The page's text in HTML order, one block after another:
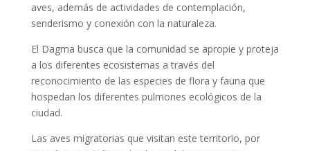
aves, además de actividades de contemplación,
senderismo y conexión con la naturaleza.
El Dagma busca que la comunidad se apropie y proteja
a los diferentes ecosistemas a través del
reconocimiento de las especies de flora y fauna que
hospedan los diferentes pulmones ecológicos de la
ciudad.
Las aves migratorias que visitan este territorio, por